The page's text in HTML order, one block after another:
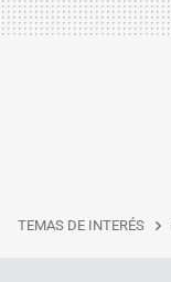
TEMAS DE INTERÉS